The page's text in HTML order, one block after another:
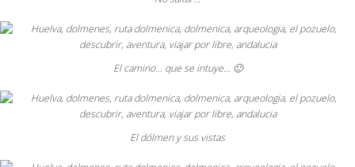
El camino… que se intuye… 🙂
El dólmen y sus vistas